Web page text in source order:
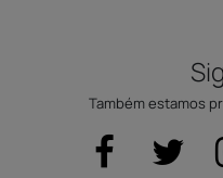
Também estamos